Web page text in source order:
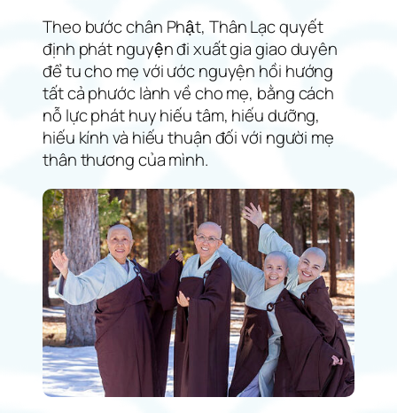
Theo bước chân Phật, Thân Lạc quyết
định phát nguyện đi xuất gia giao duyên
để tu cho mẹ với ước nguyện hồi hướng
tất cả phước lành về cho mẹ, bằng cách
nỗ lực phát huy hiếu tâm, hiếu dưỡng,
hiếu kính và hiếu thuận đối với người mẹ
thân thương của mình.